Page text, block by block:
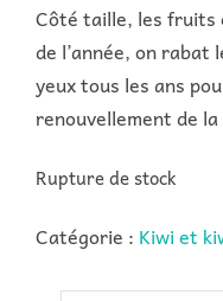
Côté taille, les fruits
de l’année, on
yeux tous les ans
renouvellement de
Rupture de stock
Catégorie : Kiwi et